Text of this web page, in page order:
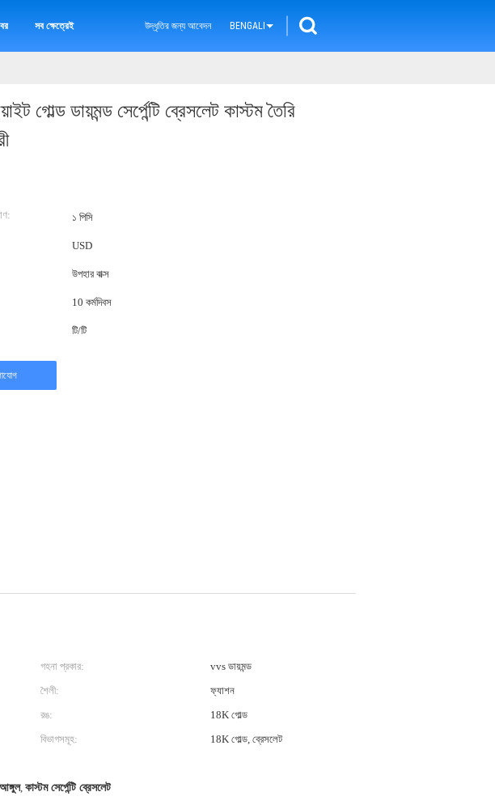
সব ক্ষেত্রেই উদ্ধৃতির জন্য আবেদন BENGALI
গোল্ড ডায়মন্ড সের্পেন্টি ব্রেসলেট কাস্টম তৈরি
১ পিসি
USD
উপহার বাক্স
10 কর্মদিবস
টি/টি
গহনা প্রকার:
vvs ডায়মন্ড
শৈলী:
ফ্যাশন
রঙ:
18K গোল্ড
বিভাগসমূহ:
18K গোল্ড, ব্রেসলেট
আঙ্গুল, কাস্টম সের্পেন্টি ব্রেসলেট